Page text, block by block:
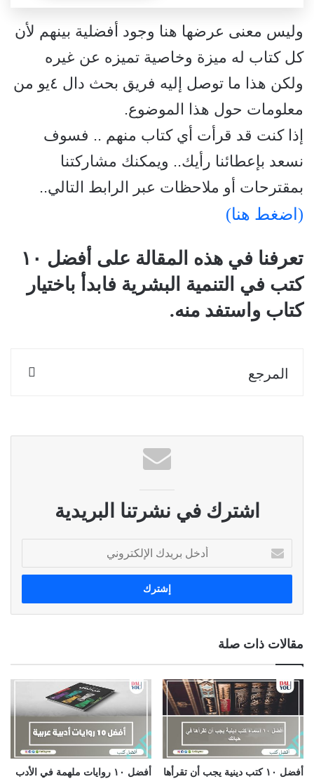
وليس معنى عرضها هنا وجود أفضلية بينهم لأن
كل كتاب له ميزة وخاصية تميزه عن غيره
ولكن هذا ما توصل إليه فريق بحث دال ٤يو من
معلومات حول هذا الموضوع.
إذا كنت قد قرأت أي كتاب منهم .. فسوف
نسعد بإعطائنا رأيك.. ويمكنك مشاركتنا
بمقترحات أو ملاحظات عبر الرابط التالي..
(اضغط هنا)
تعرفنا في هذه المقالة على أفضل ١٠
كتب في التنمية البشرية فابدأ باختيار
كتاب واستفد منه.
المرجع
اشترك في نشرتنا البريدية
خ
ب
د
ك
ل
مقالات ذات صلة
أفضل ١٠ كتب دينية يجب أن تقرأها
أفضل ١٠ روايات ملهمة في الأدب